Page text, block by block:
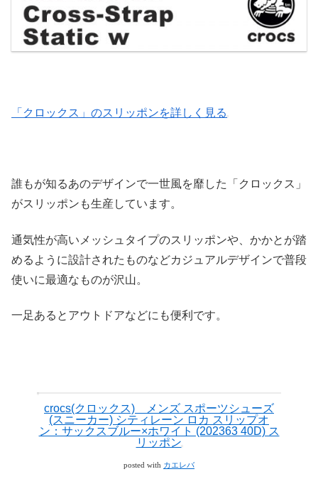
「クロックス」のスリッポンを詳しく見る
誰もが知るあのデザインで一世風を靡した「クロックス」
がスリッポンも生産しています。
通気性が高いメッシュタイプのスリッポンや、かかとが踏
めるように設計されたものなどカジュアルデザインで普段
使いに最適なものが沢山。
一足あるとアウトドアなどにも便利です。
crocs(クロックス) メンズ スポーツシューズ
(スニーカー) シティレーン ロカ スリップオ
ン：サックスブルー×ホワイト (202363 40D) ス
リッポン
posted with カエレバ